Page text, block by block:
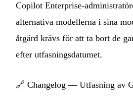
Copilot Enterprise-
alternativa modellerna i sina
åtgärd krävs för att ta bort de
efter utfasningsdatumet.
🔗 Changelog — Utfasning av